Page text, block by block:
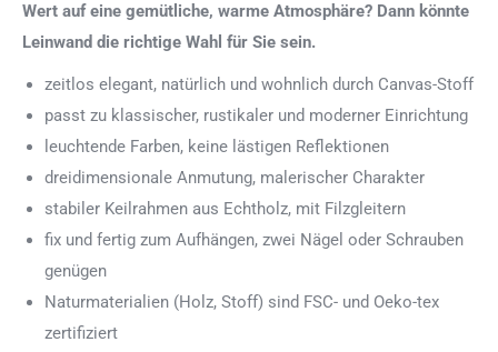
Wert auf eine gemütliche, warme Atmosphäre? Dann könnte
Leinwand die richtige Wahl für Sie sein.
zeitlos elegant, natürlich und wohnlich durch Canvas-Stoff
passt zu klassischer, rustikaler und moderner Einrichtung
leuchtende Farben, keine lästigen Reflektionen
dreidimensionale Anmutung, malerischer Charakter
stabiler Keilrahmen aus Echtholz, mit Filzgleitern
fix und fertig zum Aufhängen, zwei Nägel oder Schrauben
genügen
Naturmaterialien (Holz, Stoff) sind FSC- und Oeko-tex
zertifiziert